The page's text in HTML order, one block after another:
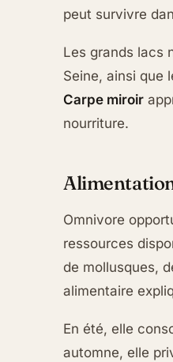
peut survivre
Les grands lacs
Seine, ainsi que
Carpe miroir
nourriture.
Omnivore
ressources
de mollusques,
alimentaire
En été, elle
automne, elle